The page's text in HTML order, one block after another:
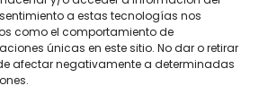
a estas tecnologías nos
como el comportamiento de
únicas en este sitio. No dar o retirar
afectar negativamente a determinadas
Aviso legal